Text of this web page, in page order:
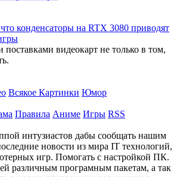
конденсаторы на RTX 3080 приводят
видеокарт не только в том,
Всякое Картинки Юмор
Правила Аниме Игры RSS
интузиастов дабы сообщать нашим
новости из мира IT технологий,
игр. Помогать с настройкой ПК.
различным програмным пакетам, а так